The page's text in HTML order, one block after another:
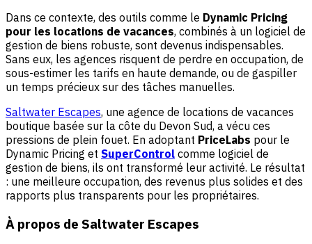
Dans ce contexte, des outils comme le Dynamic Pricing
pour les locations de vacances, combinés à un logiciel de
gestion de biens robuste, sont devenus indispensables.
Sans eux, les agences risquent de perdre en occupation, de
sous-estimer les tarifs en haute demande, ou de gaspiller
un temps précieux sur des tâches manuelles.
Saltwater Escapes, une agence de locations de vacances
boutique basée sur la côte du Devon Sud, a vécu ces
pressions de plein fouet. En adoptant PriceLabs pour le
Dynamic Pricing et SuperControl comme logiciel de
gestion de biens, ils ont transformé leur activité. Le résultat
: une meilleure occupation, des revenus plus solides et des
rapports plus transparents pour les propriétaires.
À propos de Saltwater Escapes